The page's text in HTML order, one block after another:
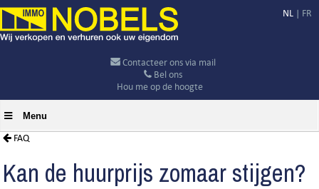
NL | FR
Contacteer ons via mail
Bel ons
Hou me op de hoogte
Menu
FAQ
Kan de huurprijs zomaar stijgen?